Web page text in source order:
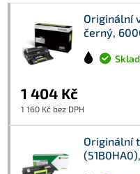
Originální
černý,
1 404 Kč
1 160 Kč bez DPH
Originální